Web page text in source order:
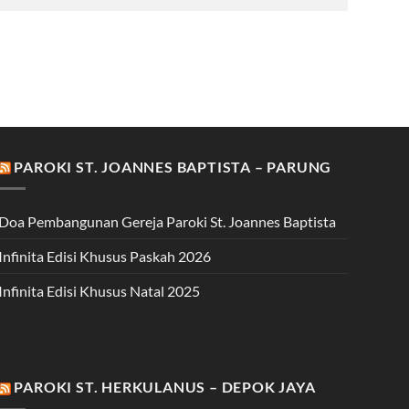
PAROKI ST. JOANNES BAPTISTA – PARUNG
Doa Pembangunan Gereja Paroki St. Joannes Baptista
Infinita Edisi Khusus Paskah 2026
Infinita Edisi Khusus Natal 2025
PAROKI ST. HERKULANUS – DEPOK JAYA